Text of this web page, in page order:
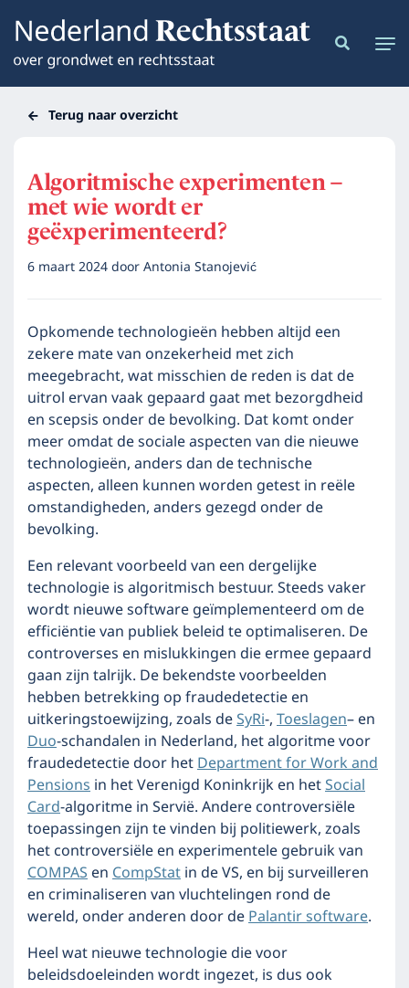
Terug naar overzicht
Algoritmische experimenten –
met wie wordt er
geëxperimenteerd?
6 maart 2024doorAntonia Stanojević
Opkomende technologieën hebben altijd een
zekere mate van onzekerheid met zich
meegebracht, wat misschien de reden is dat de
uitrol ervan vaak gepaard gaat met bezorgdheid
en scepsis onder de bevolking. Dat komt onder
meer omdat de sociale aspecten van die nieuwe
technologieën, anders dan de technische
aspecten, alleen kunnen worden getest in reële
omstandigheden, anders gezegd onder de
bevolking.
Een relevant voorbeeld van een dergelijke
technologie is algoritmisch bestuur. Steeds vaker
wordt nieuwe software geïmplementeerd om de
efficiëntie van publiek beleid te optimaliseren. De
controverses en mislukkingen die ermee gepaard
gaan zijn talrijk. De bekendste voorbeelden
hebben betrekking op fraudedetectie en
uitkeringstoewijzing, zoals deSyRi-,Toeslagen– en
Duo-schandalen in Nederland, het algoritme voor
fraudedetectie door hetDepartment for Work and
Pensionsin het Verenigd Koninkrijk en hetSocial
Card-algoritme in Servië. Andere controversiële
toepassingen zijn te vinden bij politiewerk, zoals
het controversiële en experimentele gebruik van
COMPASenCompStatin de VS, en bij surveilleren
en criminaliseren van vluchtelingen rond de
wereld, onder anderen door dePalantir software.
Heel wat nieuwe technologie die voor
beleidsdoeleinden wordt ingezet, is dus ook